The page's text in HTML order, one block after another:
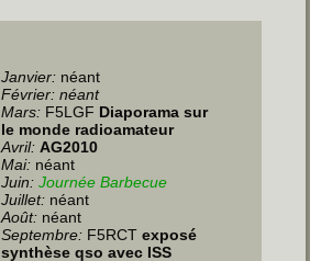
Janvier: néant
Février: néant
Mars: F5LGF Diaporama sur
le monde radioamateur
Avril: AG2010
Mai: néant
Juin:Journée Barbecue
Juillet: néant
Août: néant
Septembre: F5RCTexposé
synthèse qso avec ISS